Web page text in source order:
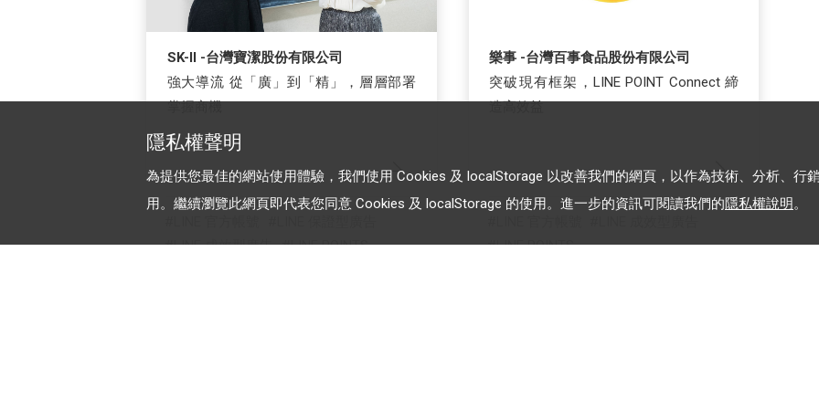
SK-II -台灣寶潔股份有限公司
強大導流 從「廣」到「精」，層層部署
掌握商機
LINE 成效型廣告
LINE POINTS
樂事 -台灣百事食品股份有限公司
突破現有框架，LINE POINT Connect 締
造高效益
LINE POINTS
隱私權聲明
為提供您最佳的網站使用體驗，我們使用 Cookies 及 localStorage 以改善我們的網頁，以作為技術、分析、行
用。繼續瀏覽此網頁即代表您同意 Cookies 及 localStorage 的使用。進一步的資訊可閱讀我們的隱私權說明。